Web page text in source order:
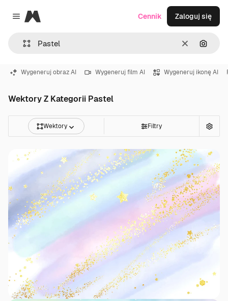
Close menu
Magnific
WyczyśćSzukaj
Cennik Zaloguj się
Wygeneruj obraz AI Wygeneruj film AI Wygeneruj ikonę AI
Wektory Z Kategorii Pastel
Wektory Filtry